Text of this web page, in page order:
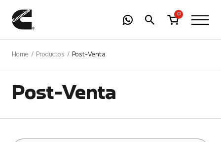
0
Home Productos Post-Venta
Post-Venta